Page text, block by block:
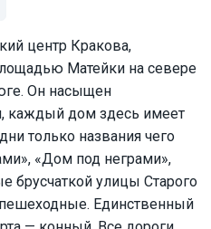
центр Кракова,
Матейки на севере
Он насыщен
каждый дом здесь имеет
только названия чего
«Дом под неграми»,
улицы Старого
Единственный